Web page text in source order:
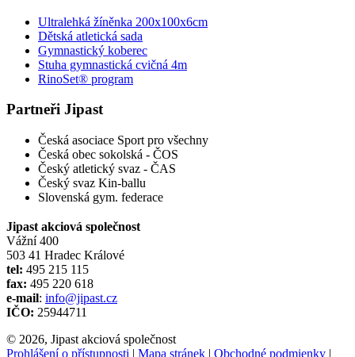
Ultralehká žíněnka 200x100x6cm
Dětská atletická sada
Gymnastický koberec
Stuha gymnastická cvičná 4m
RinoSet® program
Partneři Jipast
Česká asociace Sport pro všechny
Česká obec sokolská - ČOS
Český atletický svaz - ČAS
Český svaz Kin-ballu
Slovenská gym. federace
Jipast akciová společnost
Vážní 400
503 41 Hradec Králové
tel: 495 215 115
fax: 495 220 618
e-mail: info@jipast.cz
IČO: 25944711
© 2026, Jipast akciová společnost
Prohlášení o přístupnosti | Mapa stránek | Obchodné podmienky |